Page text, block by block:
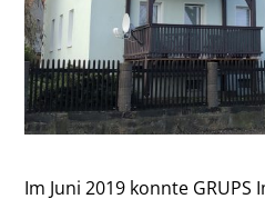
Im Juni 2019 konnte